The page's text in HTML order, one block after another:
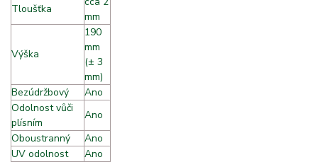
Tloušťka
mm
Výška
190
mm
(± 3
mm)
Bezúdržbový
Ano
Odolnost vůči
plísním
Ano
Oboustranný
Ano
UV odolnost
Ano